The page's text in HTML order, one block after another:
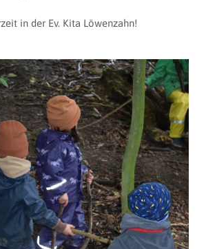
in der Ev. Kita Löwenzahn!